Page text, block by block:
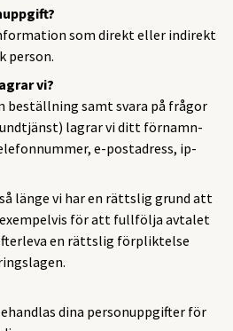
som direkt eller indirekt
person.
vi?
beställning samt svara på frågor
lagrar vi ditt förnamn-
e-postadress, ip-
länge vi har en rättslig grund att
för att fullfölja avtalet
en rättslig förpliktelse
dina personuppgifter för